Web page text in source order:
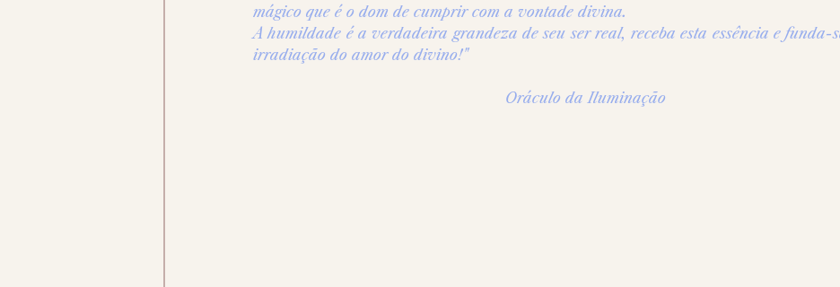
mágico que é o dom de cumprir com a vontade divina.
A humildade é a verdadeira grandeza de seu ser real, receba esta essência e funda-
irradiação do amor do divino!"
Oráculo da Iluminação